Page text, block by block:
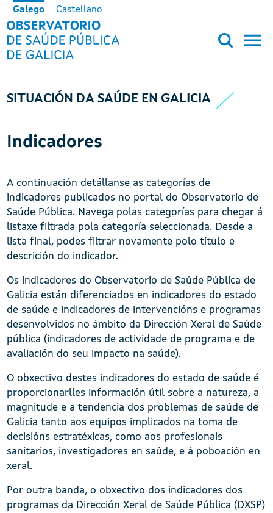
Ir o contido principal
Galego Castellano
OBSERVATORIO DE SALUD
SITUACIÓN DA SAÚDE EN GALICIA
Indicadores
A continuación detállanse as categorías de
indicadores publicados no portal do Observatorio de
Saúde Pública. Navega polas categorías para chegar á
listaxe filtrada pola categoría seleccionada. Desde a
lista final, podes filtrar novamente polo título e
descrición do indicador.
Os indicadores do Observatorio de Saúde Pública de
Galicia están diferenciados en indicadores do estado
de saúde e indicadores de intervencións e programas
desenvolvidos no ámbito da Dirección Xeral de Saúde
pública (indicadores de actividade de programa e de
avaliación do seu impacto na saúde).
O obxectivo destes indicadores do estado de saúde é
proporcionarlles información útil sobre a natureza, a
magnitude e a tendencia dos problemas de saúde de
Galicia tanto aos equipos implicados na toma de
decisións estratéxicas, como aos profesionais
sanitarios, investigadores en saúde, e á poboación en
xeral.
Por outra banda, o obxectivo dos indicadores dos
programas da Dirección Xeral de Saúde Pública (DXSP)